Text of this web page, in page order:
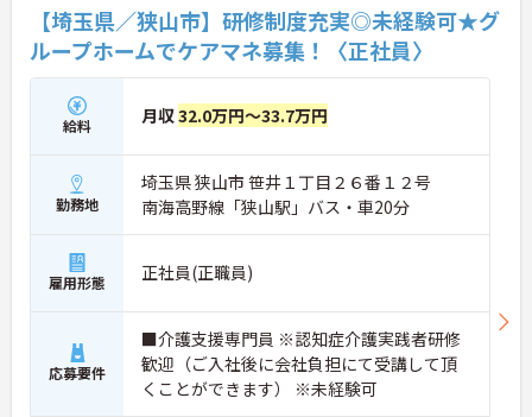
【埼玉県／狭山市】研修制度充実◎未経験可★グ
ループホームでケアマネ募集！〈正社員〉
給料 月収32.0万円～33.7万円
勤務地
埼玉県 狭山市 笹井１丁目２６番１２号
南海高野線「狭山駅」バス・車20分
雇用形態 正社員(正職員)
応募要件
■介護支援専門員 ※認知症介護実践者研修
歓迎（ご入社後に会社負担にて受講して頂
くことができます） ※未経験可